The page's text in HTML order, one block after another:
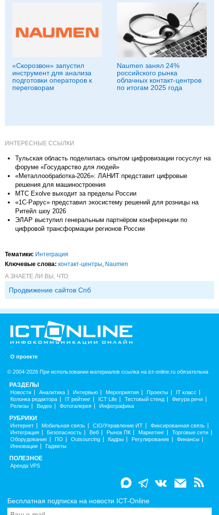
«Скорозвон» запустил
инструмент для анализа
подготовки операторов к
переговорам
Naumen занял 24%
российского рынка
облачных контакт-центров
по итогам 2025 года
ИНТЕРЕСНЫЕ ССЫЛКИ
Тульская область поделилась опытом цифровизации госуслуг на
форуме «Государство для людей»
«Металлообработка-2026»: ЛАНИТ представит цифровые
решения для машиностроения
МТС Exolve выходит за пределы России
«1С-Рарус» представил экосистему решений для розницы на
Ритейл шоу 2026
ЭЛАР выступил генеральным партнёром конференции по
цифровой трансформации регионов России
Тематики: Интеграция
Ключевые слова: контакт-центры, Naumen
А ЗНАЕТЕ ЛИ ВЫ, ЧТО:
Продвижение сайтов Спб
О проекте
© 2004-2026 При использовании материалов ссылка на ict-online.ru обязательна
РАЗДЕЛЫ
Новости Аналитика Интервью Мероприятия Проекты
IT класс
Колонка редактора
IT рейтинг ICT Life Тестовый стенд
Фигура речи
Релизы
Видео Фотогалерея Инфографика
РУБРИКИ
Интернет Мобильная связь CIO/Управление ИТ
Фиксированная связь
Интеграция
Безопасность Веб Рынок ПК Маркетинг
Торговые сети
Оборудование
ПО Outsourcing Кадры Регулирование
Финансы
Инновации
Гаджеты
ПОЛЕЗНОЕ
Аренда VPS
Бесплатная подписка на новости ICT-Online